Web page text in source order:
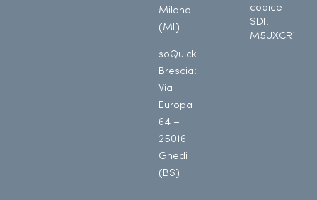
Milano
(MI)
soQuick
Brescia:
Via
Europa
64 –
25016
Ghedi
(BS)
codice
SDI:
M5UXCR1